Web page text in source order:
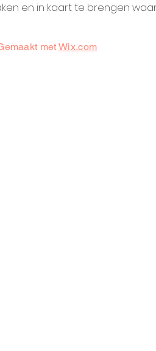
en in kaart te brengen
metWix.com